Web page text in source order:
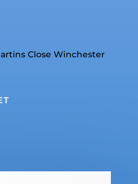
Close Winchester